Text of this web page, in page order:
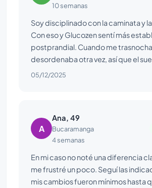
10 semanas
Soy disciplinado con la caminata y
Con eso y Glucozen sentí más
postprandial. Cuando me
desordenaba otra vez, así que el
05/12/2025
A
Ana, 49
Bucaramanga
4 semanas
En mi caso no noté una diferencia
me frustré un poco. Seguí las
mis cambios fueron mínimos hasta